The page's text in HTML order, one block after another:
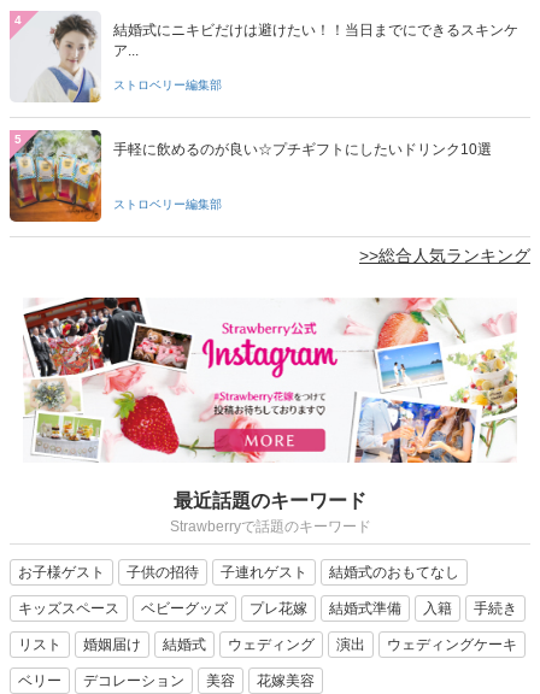
4
結婚式にニキビだけは避けたい！！当日までにできるスキンケ
ア...
ストロベリー編集部
5
手軽に飲めるのが良い☆プチギフトにしたいドリンク10選
ストロベリー編集部
>>総合人気ランキング
最近話題のキーワード
Strawberryで話題のキーワード
お子様ゲスト 子供の招待 子連れゲスト 結婚式のおもてなし
キッズスペース ベビーグッズ プレ花嫁 結婚式準備 入籍 手続き
リスト 婚姻届け 結婚式 ウェディング 演出 ウェディングケーキ
ベリー デコレーション 美容 花嫁美容